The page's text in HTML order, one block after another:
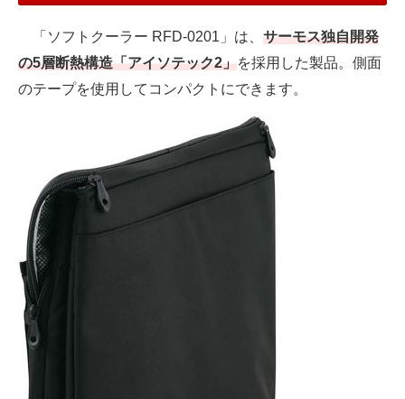
「ソフトクーラー RFD-0201」は、 サーモス独自開発
の5層断熱構造「アイソテック2」を採用した製品。側面
のテープを使用してコンパクトにできます。